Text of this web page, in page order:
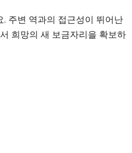
주변 역과의 접근성이 뛰어난
희망의 새 보금자리을 확보하